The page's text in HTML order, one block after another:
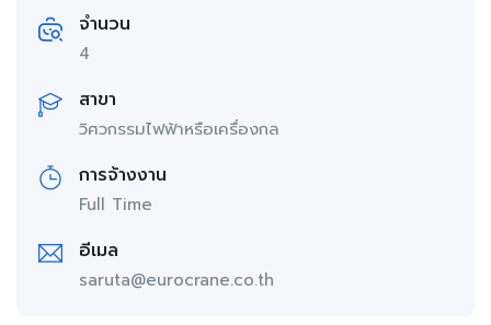
จำนวน
4
สาขา
วิศวกรรมไฟฟ้าหรือเครื่องกล
การจ้างงาน
Full Time
อีเมล
saruta@eurocrane.co.th